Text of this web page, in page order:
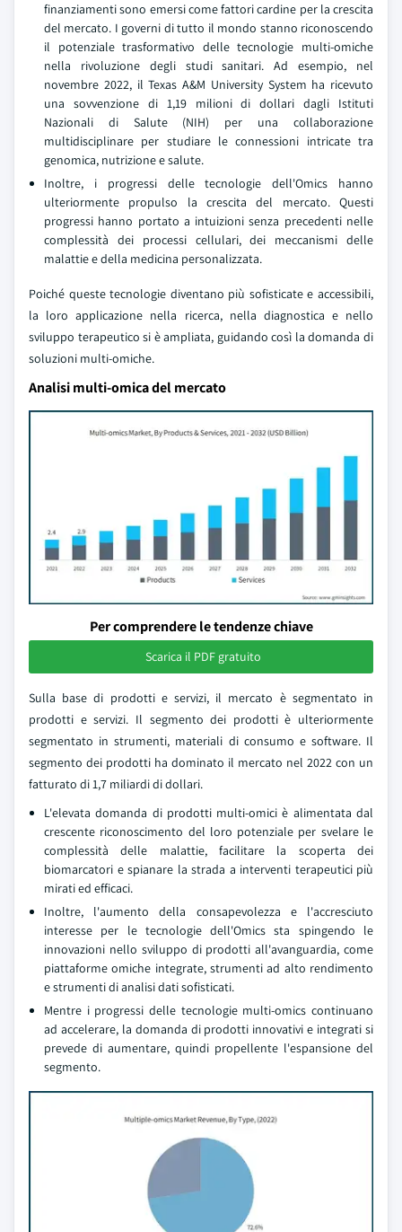
finanziamenti sono emersi come fattori cardine per la crescita
del mercato. I governi di tutto il mondo stanno riconoscendo
il potenziale trasformativo delle tecnologie multi-omiche
nella rivoluzione degli studi sanitari. Ad esempio, nel
novembre 2022, il Texas A&M University System ha ricevuto
una sovvenzione di 1,19 milioni di dollari dagli Istituti
Nazionali di Salute (NIH) per una collaborazione
multidisciplinare per studiare le connessioni intricate tra
genomica, nutrizione e salute.
Inoltre, i progressi delle tecnologie dell'Omics hanno
ulteriormente propulso la crescita del mercato. Questi
progressi hanno portato a intuizioni senza precedenti nelle
complessità dei processi cellulari, dei meccanismi delle
malattie e della medicina personalizzata.
Poiché queste tecnologie diventano più sofisticate e accessibili,
la loro applicazione nella ricerca, nella diagnostica e nello
sviluppo terapeutico si è ampliata, guidando così la domanda di
soluzioni multi-omiche.
Analisi multi-omica del mercato
Per comprendere le tendenze chiave
Scarica il PDF gratuito
Sulla base di prodotti e servizi, il mercato è segmentato in
prodotti e servizi. Il segmento dei prodotti è ulteriormente
segmentato in strumenti, materiali di consumo e software. Il
segmento dei prodotti ha dominato il mercato nel 2022 con un
fatturato di 1,7 miliardi di dollari.
L'elevata domanda di prodotti multi-omici è alimentata dal
crescente riconoscimento del loro potenziale per svelare le
complessità delle malattie, facilitare la scoperta dei
biomarcatori e spianare la strada a interventi terapeutici più
mirati ed efficaci.
Inoltre, l'aumento della consapevolezza e l'accresciuto
interesse per le tecnologie dell'Omics sta spingendo le
innovazioni nello sviluppo di prodotti all'avanguardia, come
piattaforme omiche integrate, strumenti ad alto rendimento
e strumenti di analisi dati sofisticati.
Mentre i progressi delle tecnologie multi-omics continuano
ad accelerare, la domanda di prodotti innovativi e integrati si
prevede di aumentare, quindi propellente l'espansione del
segmento.